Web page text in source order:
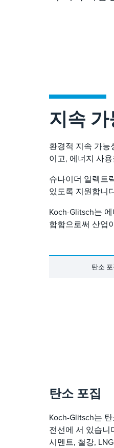
지속
환경적 지속 가능
이고, 에너지 사
슈나이더 일렉트
있도록 지원합니
Koch-Glitsch는
합함으로써 산업
탄소 포
탄소 포집
Koch-Glitsch는
전선에 서 있습니
시멘트, 철강,